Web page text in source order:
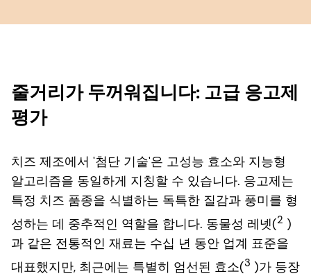
줄거리가 두꺼워집니다: 고급 응고제
평가
치즈 제조에서 '첨단 기술'은 고성능 효소와 지능형
알고리즘을 동일하게 지칭할 수 있습니다. 응고제는
특정 치즈 품종을 식별하는 독특한 질감과 풍미를 형
성하는 데 중추적인 역할을 합니다. 동물성 레넷(2 )
과 같은 전통적인 재료는 수십 년 동안 업계 표준을
대표했지만, 최근에는 특별히 엄선된 효소(3 )가 등장